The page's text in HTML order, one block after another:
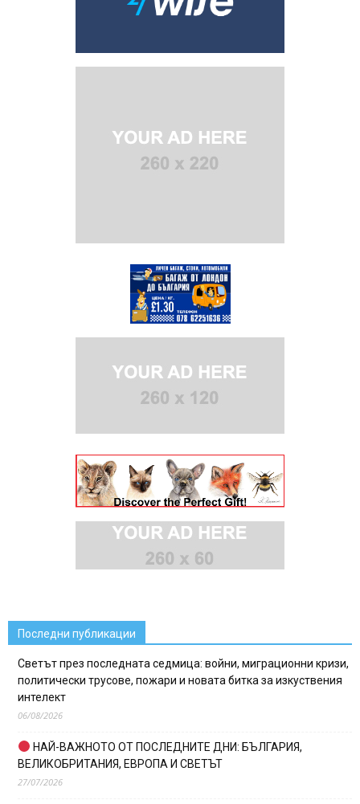
Последни публикации
Светът през последната седмица: войни, миграционни кризи,
политически трусове, пожари и новата битка за изкуствения
интелект
06/08/2026
НАЙ-ВАЖНОТО ОТ ПОСЛЕДНИТЕ ДНИ: БЪЛГАРИЯ,
ВЕЛИКОБРИТАНИЯ, ЕВРОПА И СВЕТЪТ
27/07/2026